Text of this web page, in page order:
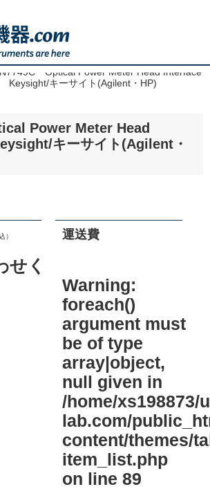
N7749C Optical Power Meter Head Interface
Keysight/キーサイト(Agilent・HP)
Power Meter Head
キーサイト(Agilent・
）
せく
運送費
Warning:
foreach()
argument must
be of type
array|object,
null given in
/home/xs198873/
lab.com/
content/themes/
item_list.php
on line 89